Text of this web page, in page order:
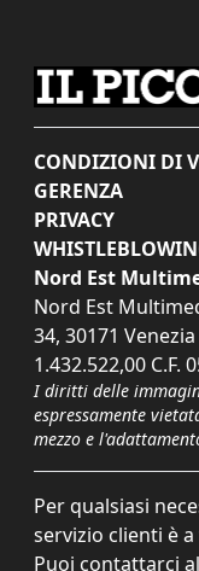
CONDIZIONI DI
GERENZA
PRIVACY
Nord Est
Nord Est
34, 30171
1.432.522,00 C.F.
I diritti delle
espressamente
mezzo e
Per qualsiasi
servizio clienti è
Puoi contattarci